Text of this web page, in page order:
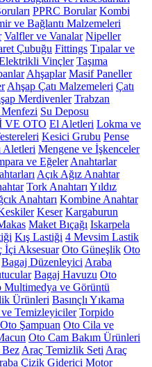
PPRC Borular Kombi
ve Bağlantı Malzemeleri
Valfler ve Vanalar Nipeller
Çubuğu Fittings Tıpalar ve
Vinçler Taşıma
Ahşaplar Masif Paneller
Ahşap Çatı Malzemeleri Çatı
Merdivenler Trabzan
Su Deposu
VE OTO El Aletleri Lokma ve
Kesici Grubu Pense
Aletleri Mengene ve İşkenceler
ve Eğeler Anahtarlar
Açık Ağız Anahtar
Tork Anahtarı Yıldız
Anahtarı Kombine Anahtar
Keser Kargaburun
Maket Bıçağı Iskarpela
Kış Lastiği 4 Mevsim Lastik
İçi Aksesuar Oto Güneşlik Oto
Bagaj Düzenleyici Araba
Bagaj Havuzu Oto
Multimedya ve Görüntü
Ürünleri Basınçlı Yıkama
ve Temizleyiciler Torpido
Oto Şampuan Oto Cila ve
Oto Cam Bakım Ürünleri
Araç Temizlik Seti Araç
Çizik Giderici Motor